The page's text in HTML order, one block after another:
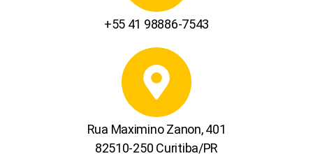
+55 41 98886-7543
Rua Maximino Zanon, 401
82510-250 Curitiba/PR